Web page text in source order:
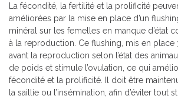
La fécondité, la fertilité et la prolificité
améliorées par la mise en place d’un
minéral sur les femelles en manque d’état
à la reproduction. Ce flushing, mis en place
avant la reproduction selon l’état des
de poids et stimule l’ovulation, ce qui
fécondité et la prolificité. Il doit être
la saillie ou l’insémination, afin d’éviter tout